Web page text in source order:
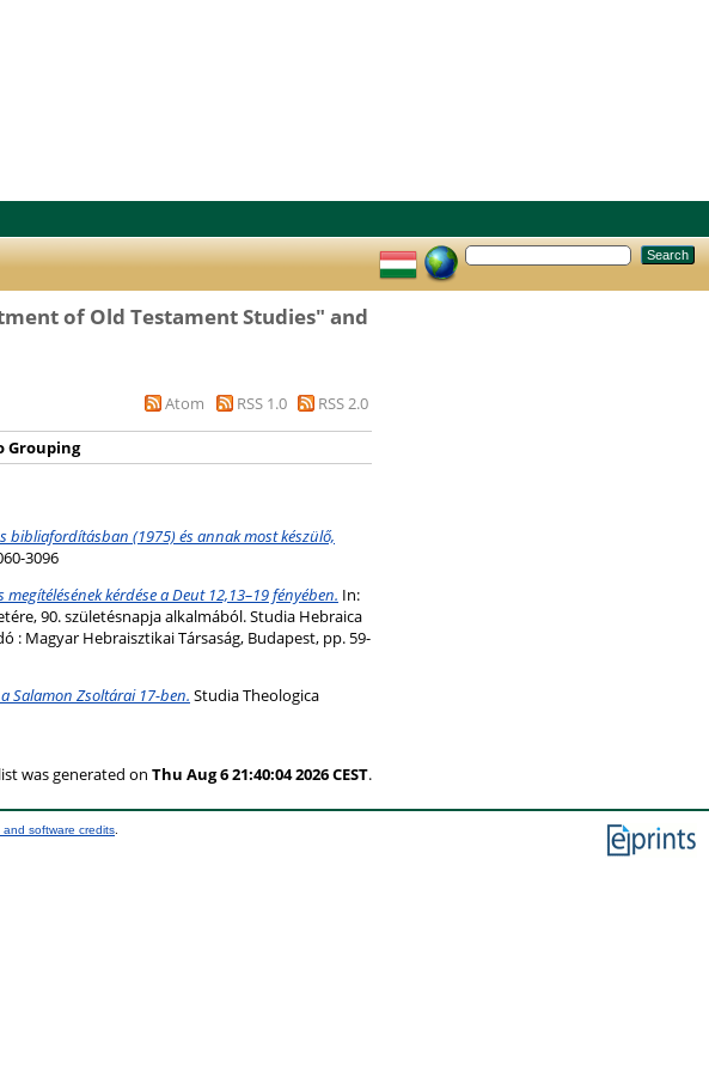
of Old Testament Studies" and
Atom RSS 1.0 RSS 2.0
Grouping
bibliafordításban (1975) és annak most készülő,
3096
kérdése a Deut 12,13–19 fényében. In:
90. születésnapja alkalmából. Studia Hebraica
: Magyar Hebraisztikai Társaság, Budapest, pp. 59-
Salamon Zsoltárai 17-ben. Studia Theologica
was generated on Thu Aug 6 21:40:04 2026 CEST.
and software credits.